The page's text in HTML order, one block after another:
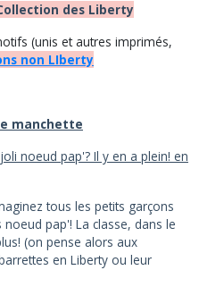
des Liberty
(unis et autres imprimés,
non LIberty
manchette
noeud pap'? Il y en a plein! en
tous les petits garçons
pap'! La classe, dans le
(on pense alors aux
en Liberty ou leur